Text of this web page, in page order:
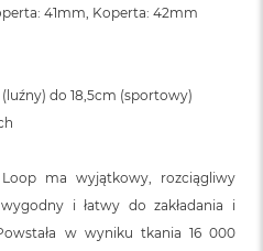
41mm, Koperta: 42mm
(luźny) do 18,5cm (sportowy)
ma wyjątkowy, rozciągliwy
i łatwy do zakładania i
w wyniku tkania 16 000